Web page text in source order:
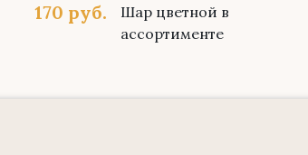
170 руб.
Шар цветной в
ассортименте